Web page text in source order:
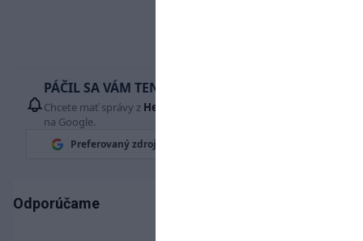
PÁČIL SA VÁM TENTO ČLÁNOK?
Chcete mať správy z Hetrik.sk
na Google.
Preferovaný zdroj
Odporúčame